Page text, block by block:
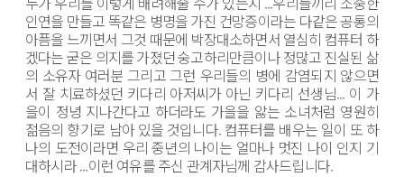
인연을 만들고 똑같은 병명을 가진 건망증이라는 다같은 공통의
아픔을 느끼면서 그것 때문에 박장대소하면서 열심히 컴퓨터 하
겠다는 굳은 의지를 가졌던 숭고하리만큼이나 정많고 진실된 삶
의 소유자 여러분 그리고 그런 우리들의 병에 감염되지 않으면
서 잘 치료하셨던 키다리 아저씨가 아닌 키다리 선생님... 이 가
을이 정녕 지나간다고 하더라도 가을을 앓는 소녀처럼 영원히
젊음의 향기로 남아 있을 것입니다. 컴퓨터를 배우는 일이 또 하
나의 도전이라면 우리 중년의 나이는 얼마나 멋진 나이 인지 기
대하시라 ...이런 여유를 주신 관계자님께 감사드립니다.